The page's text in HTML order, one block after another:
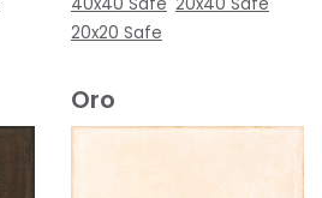
20x20 Safe
Oro